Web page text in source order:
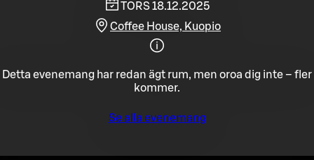
TORS 18.12.2025
Coffee House, Kuopio
Detta evenemang har redan ägt rum, men oroa dig inte – fler
kommer.
Se alla evenemang